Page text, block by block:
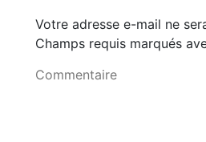
Votre adresse e-mail ne
Champs requis marqués
Commentaire